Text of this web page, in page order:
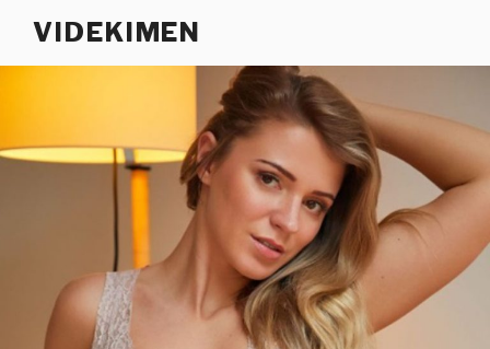
VIDEKIMEN